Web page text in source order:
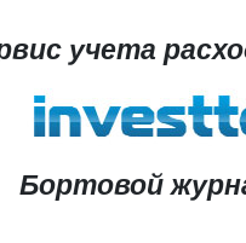
учета
Бортовой